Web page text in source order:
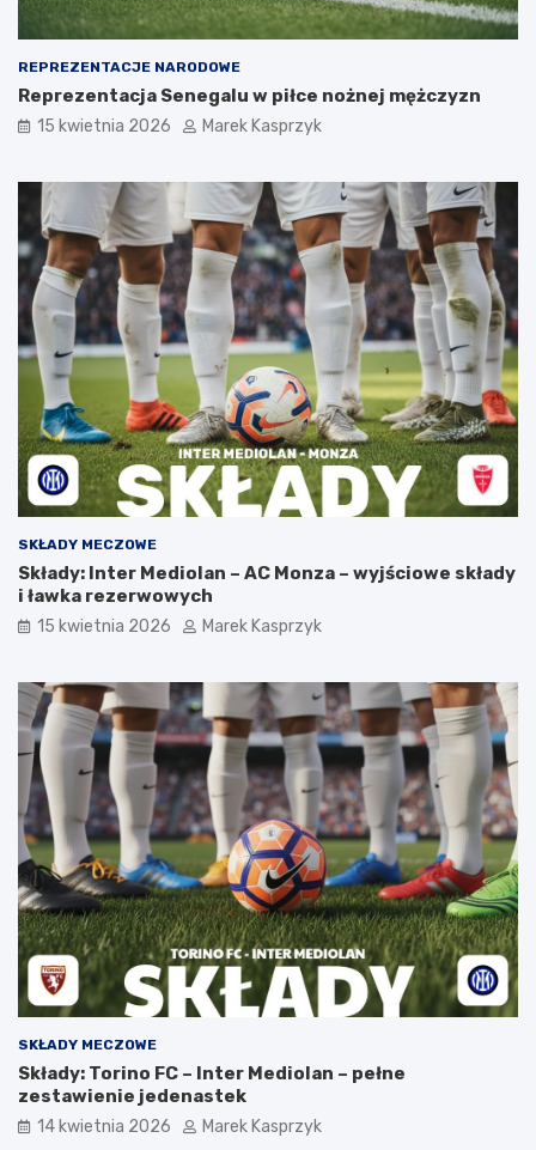
REPREZENTACJE NARODOWE
Reprezentacja Senegalu w piłce nożnej mężczyzn
15 kwietnia 2026 Marek Kasprzyk
SKŁADY MECZOWE
Składy: Inter Mediolan – AC Monza – wyjściowe składy
i ławka rezerwowych
15 kwietnia 2026 Marek Kasprzyk
SKŁADY MECZOWE
Składy: Torino FC – Inter Mediolan – pełne
zestawienie jedenastek
14 kwietnia 2026 Marek Kasprzyk